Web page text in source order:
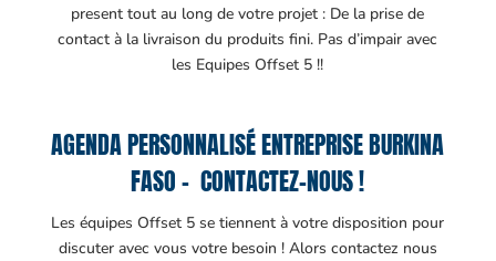
present tout au long de votre projet : De la prise de
contact à la livraison du produits fini. Pas d’impair avec
les Equipes Offset 5 !!
AGENDA PERSONNALISÉ ENTREPRISE BURKINA
FASO – CONTACTEZ-NOUS !
Les équipes Offset 5 se tiennent à votre disposition pour
discuter avec vous votre besoin ! Alors contactez nous